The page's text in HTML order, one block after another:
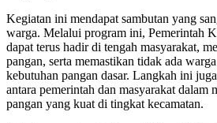
Kegiatan ini mendapat sambutan yang
warga. Melalui program ini, Pemerintah
dapat terus hadir di tengah masyarakat,
pangan, serta memastikan tidak ada
kebutuhan pangan dasar. Langkah ini
antara pemerintah dan masyarakat dalam
pangan yang kuat di tingkat kecamatan.